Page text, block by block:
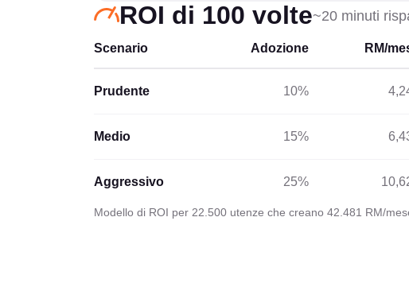
ROI di 100 volte~20 minuti
Scenario Adozione RM/
Prudente 10%
Medio 15%
Aggressivo 25%
Modello di ROI per 22.500 utenze che creano 42.481 RM/